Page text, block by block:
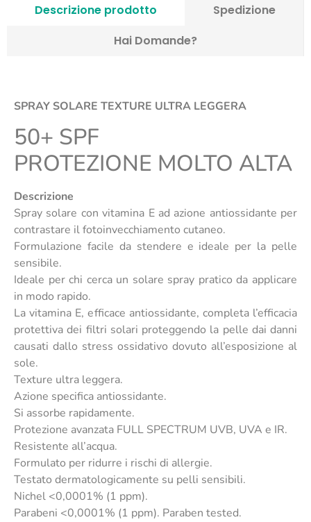
Descrizione prodotto
Spedizione
Hai Domande?
SPRAY SOLARE TEXTURE ULTRA LEGGERA
50+ SPF
PROTEZIONE MOLTO ALTA
Descrizione
Spray solare con vitamina E ad azione antiossidante per
contrastare il fotoinvecchiamento cutaneo.
Formulazione facile da stendere e ideale per la pelle
sensibile.
Ideale per chi cerca un solare spray pratico da applicare
in modo rapido.
La vitamina E, efficace antiossidante, completa l’efficacia
protettiva dei filtri solari proteggendo la pelle dai danni
causati dallo stress ossidativo dovuto all’esposizione al
sole.
Texture ultra leggera.
Azione specifica antiossidante.
Si assorbe rapidamente.
Protezione avanzata FULL SPECTRUM UVB, UVA e IR.
Resistente all’acqua.
Formulato per ridurre i rischi di allergie.
Testato dermatologicamente su pelli sensibili.
Nichel <0,0001% (1 ppm).
Parabeni <0,0001% (1 ppm). Paraben tested.